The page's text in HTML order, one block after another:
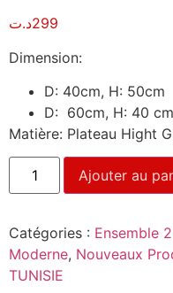
299د.ت
Dimension:
D: 40cm, H: 50cm
D: 60cm, H: 40 cm
Matière: Plateau Hight
Ajouter au
Catégories : Ensemble
Moderne, Nouveaux
TUNISIE